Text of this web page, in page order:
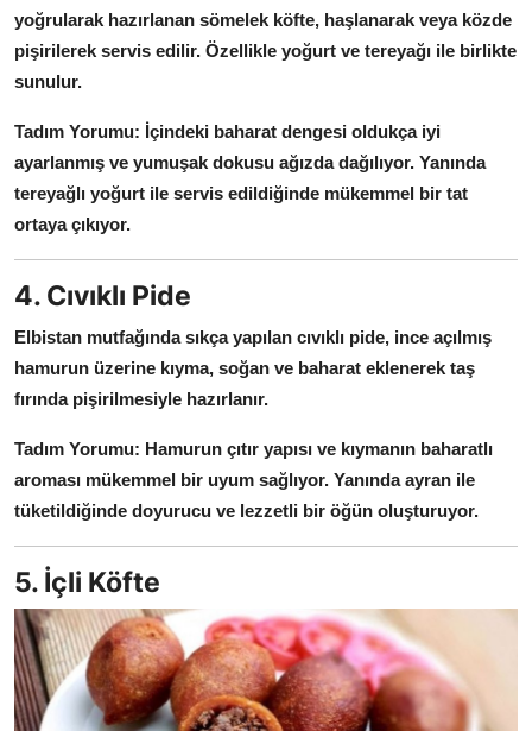
yoğrularak hazırlanan sömelek köfte, haşlanarak veya közde
pişirilerek servis edilir. Özellikle yoğurt ve tereyağı ile birlikte
sunulur.
Tadım Yorumu: İçindeki baharat dengesi oldukça iyi
ayarlanmış ve yumuşak dokusu ağızda dağılıyor. Yanında
tereyağlı yoğurt ile servis edildiğinde mükemmel bir tat
ortaya çıkıyor.
4. Cıvıklı Pide
Elbistan mutfağında sıkça yapılan cıvıklı pide, ince açılmış
hamurun üzerine kıyma, soğan ve baharat eklenerek taş
fırında pişirilmesiyle hazırlanır.
Tadım Yorumu: Hamurun çıtır yapısı ve kıymanın baharatlı
aroması mükemmel bir uyum sağlıyor. Yanında ayran ile
tüketildiğinde doyurucu ve lezzetli bir öğün oluşturuyor.
5. İçli Köfte